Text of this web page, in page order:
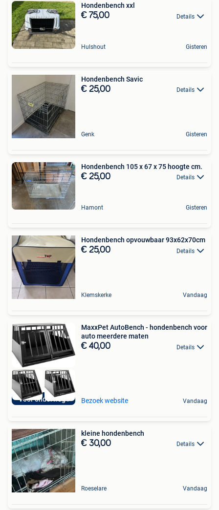
Hondenbench xxl
€ 75,00 Details
Hulshout Gisteren
Hondenbench Savic
€ 25,00 Details
Genk Gisteren
Hondenbench 105 x 67 x 75 hoogte cm.
€ 25,00 Details
Hamont Gisteren
Hondenbench opvouwbaar 93x62x70cm
€ 25,00 Details
Klemskerke Vandaag
Voor onderweg !
MaxxPet AutoBench - hondenbench voor
auto meerdere maten
€ 40,00 Details
Bezoek website Vandaag
kleine hondenbench
€ 30,00 Details
Roeselare Vandaag